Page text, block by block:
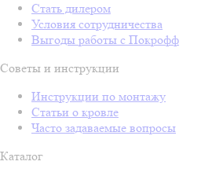
Стать дилером
Условия сотрудничества
Выгоды работы с Покрофф
Советы и инструкции
Инструкции по монтажу
Статьи о кровле
Часто задаваемые вопросы
Каталог